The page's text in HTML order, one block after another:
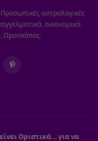
αστρολογικές
οικονομικά.
Ωροσκόπος.
Pinterest
Οριστικά… για να